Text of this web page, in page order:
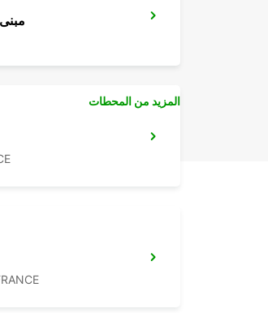
مبنى 1 في مطار نايس
المزيد من المحطات